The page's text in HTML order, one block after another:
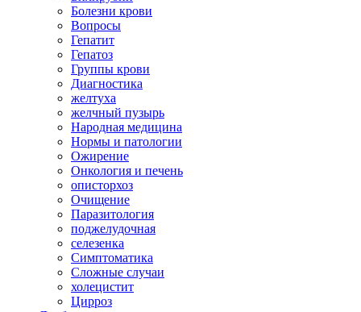
Болезни крови
Вопросы
Гепатит
Гепатоз
Группы крови
Диагностика
желтуха
желчный пузырь
Народная медицина
Нормы и патологии
Ожирение
Онкология и печень
описторхоз
Очищение
Паразитология
поджелудочная
селезенка
Симптоматика
Сложные случаи
холецистит
Цирроз